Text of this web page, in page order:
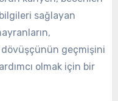
sağlayan
dövüşçünün geçmişini
olmak için bir